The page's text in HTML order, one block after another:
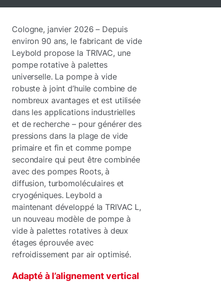
Cologne, janvier 2026 – Depuis
environ 90 ans, le fabricant de vide
Leybold propose la TRIVAC, une
pompe rotative à palettes
universelle. La pompe à vide
robuste à joint d’huile combine de
nombreux avantages et est utilisée
dans les applications industrielles
et de recherche – pour générer des
pressions dans la plage de vide
primaire et fin et comme pompe
secondaire qui peut être combinée
avec des pompes Roots, à
diffusion, turbomoléculaires et
cryogéniques. Leybold a
maintenant développé la TRIVAC L,
un nouveau modèle de pompe à
vide à palettes rotatives à deux
étages éprouvée avec
refroidissement par air optimisé.
Adapté à l’alignement vertical